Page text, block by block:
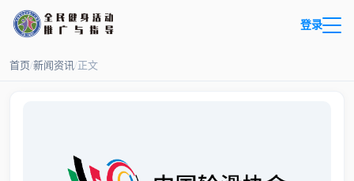
登录
首页/新闻资讯/正文